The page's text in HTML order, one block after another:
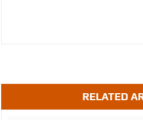
RELATED